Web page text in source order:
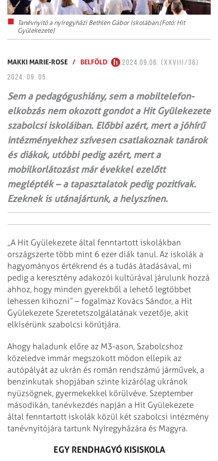
Tanévnyitó a nyíregyházi Bethlen Gábor Iskolában.(Fotó: Hit
Gyülekezete)
MAKKI MARIE-ROSE / BELFÖLD
2024.09.06. (XXVIII/36)
2024. 09. 05.
Sem a pedagógushiány, sem a mobiltelefon-
elkobzás nem okozott gondot a Hit Gyülekezete
szabolcsi iskoláiban. Előbbi azért, mert a jóhírű
intézményekhez szívesen csatlakoznak tanárok
és diákok, utóbbi pedig azért, mert a
mobilkorlátozást már évekkel ezelőtt
meglépték – a tapasztalatok pedig pozitívak.
Ezeknek is utánajártunk, a helyszínen.
„A Hit Gyülekezete által fenntartott iskolákban
országszerte több mint 6 ezer diák tanul. Az iskolák a
hagyományos értékrend és a tudás átadásával, mi
pedig a keresztény adakozói kultúrával járulunk hozzá
ahhoz, hogy minden gyerekből a lehető legtöbbet
lehessen kihozni” – fogalmaz Kovács Sándor, a Hit
Gyülekezete Szeretetszolgálatának vezetője, akit
elkísérünk szabolcsi körútjára.
Ahogy haladunk előre az M3-ason, Szabolcshoz
közeledve immár megszokott módon ellepik az
autópályát az ukrán és román rendszámú járművek, a
benzinkutak shopjában szinte kizárólag ukránok
nyüzsögnek, gyermekekkel körülvéve. Szeptember
másodikán, tanévkezdés napján a Hit Gyülekezete
által fenntartott iskolák közül két szabolcsi intézmény
tanévnyitójára tartunk Nyíregyházára és Magyra.
EGY RENDHAGYÓ KISISKOLA